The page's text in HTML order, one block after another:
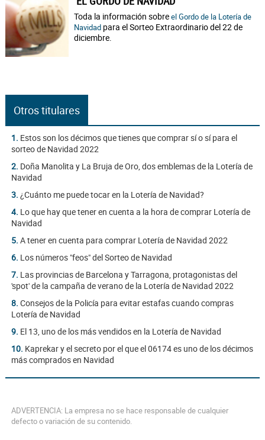
Toda la información sobreel Gordo de la Lotería de
Navidad para el Sorteo Extraordinario del 22 de
diciembre.
Otros titulares
1. Estos son los décimos que tienes que comprar sí o sí para el
sorteo de Navidad 2022
2. Doña Manolita y La Bruja de Oro, dos emblemas de la Lotería de
Navidad
3. ¿Cuánto me puede tocar en la Lotería de Navidad?
4. Lo que hay que tener en cuenta a la hora de comprar Lotería de
Navidad
5. A tener en cuenta para comprar Lotería de Navidad 2022
6. Los números "feos" del Sorteo de Navidad
7. Las provincias de Barcelona y Tarragona, protagonistas del
'spot' de la campaña de verano de la Lotería de Navidad 2022
8. Consejos de la Policía para evitar estafas cuando compras
Lotería de Navidad
9. El 13, uno de los más vendidos en la Lotería de Navidad
10. Kaprekar y el secreto por el que el 06174 es uno de los décimos
más comprados en Navidad
ADVERTENCIA: La empresa no se hace responsable de cualquier
defecto o variación de su contenido.